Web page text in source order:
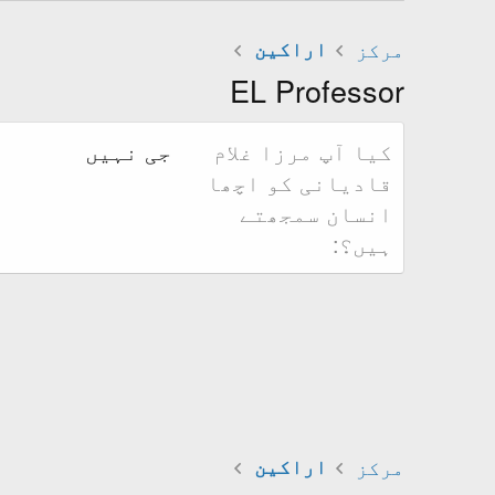
مرکز اراکین
EL Professor
کیا آپ مرزا غلام
قادیانی کو اچھا
انسان سمجھتے
ہیں؟
جی نہیں
مرکز اراکین